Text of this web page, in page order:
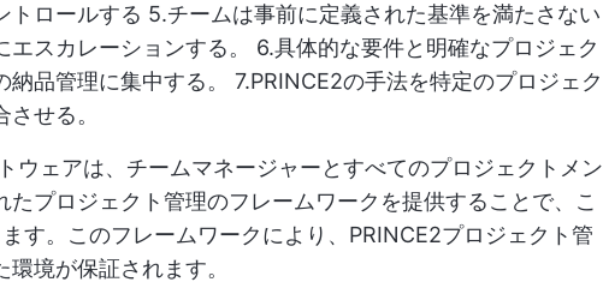
トロールする 5.チームは事前に定義された基準を満たさない
スカレーションする。 6.具体的な要件と明確なプロジェク
納品管理に集中する。 7.PRINCE2の手法を特定のプロジェク
せる。
ウェアは、チームマネージャーとすべてのプロジェクトメン
プロジェクト管理のフレームワークを提供することで、こ
す。このフレームワークにより、PRINCE2プロジェクト管
境が保証されます。